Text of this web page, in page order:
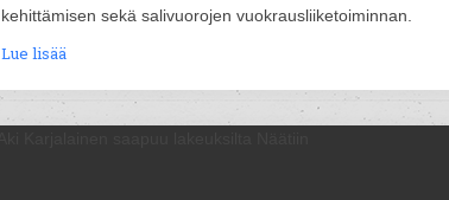
kehittämisen sekä salivuorojen vuokrausliiketoiminnan.
Lue lisää